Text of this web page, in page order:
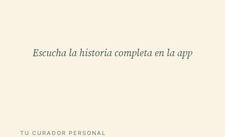
Escucha la historia completa en la app
TU CURADOR PERSONAL